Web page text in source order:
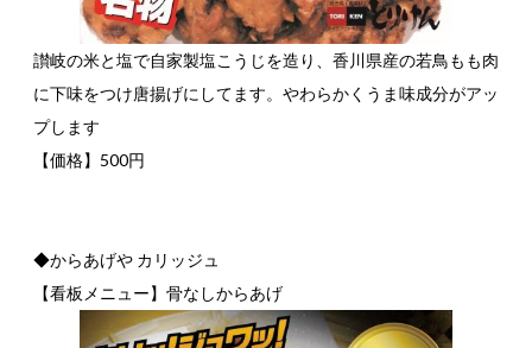
讃岐の米と塩で自家製塩こうじを造り、香川県産の若鳥もも肉
に下味をつけ唐揚げにしてます。やわらかくうま味成分がアッ
プします
【価格】500円
◆からあげや カリッジュ
【看板メニュー】骨なしからあげ